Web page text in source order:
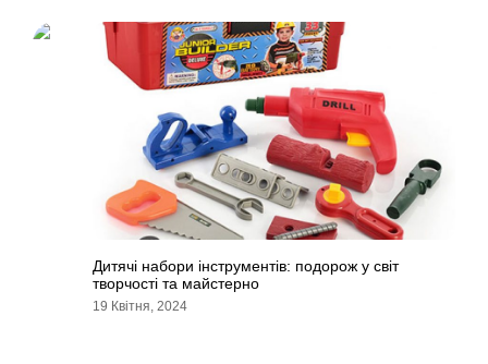
Дитячі набори інструментів: подорож у світ
творчості та майстерно
19 Квітня, 2024